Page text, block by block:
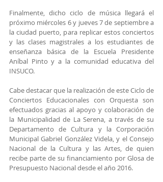
Finalmente, dicho ciclo de música llegará el
próximo miércoles 6 y jueves 7 de septiembre a
la ciudad puerto, para replicar estos conciertos
y las clases magistrales a los estudiantes de
enseñanza básica de la Escuela Presidente
Aníbal Pinto y a la comunidad educativa del
INSUCO.
Cabe destacar que la realización de este Ciclo de
Conciertos Educacionales con Orquesta son
efectuados gracias al apoyo y colaboración de
la Municipalidad de La Serena, a través de su
Departamento de Cultura y la Corporación
Municipal Gabriel González Videla, y el Consejo
Nacional de la Cultura y las Artes, de quien
recibe parte de su financiamiento por Glosa de
Presupuesto Nacional desde el año 2016.